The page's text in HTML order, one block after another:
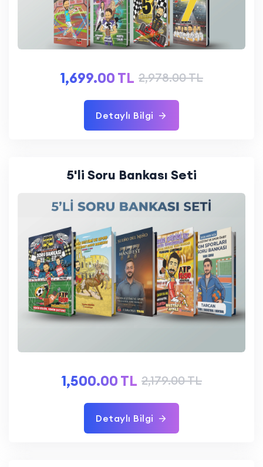
1,699.00 TL 2,978.00 TL
Detaylı Bilgi
5'li Soru Bankası Seti
1,500.00 TL 2,179.00 TL
Detaylı Bilgi